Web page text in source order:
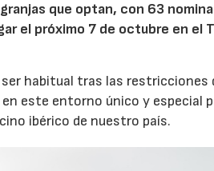
que optan, con 63
el próximo 7 de octubre en el
habitual tras las
este entorno único y especial
ibérico de nuestro país.